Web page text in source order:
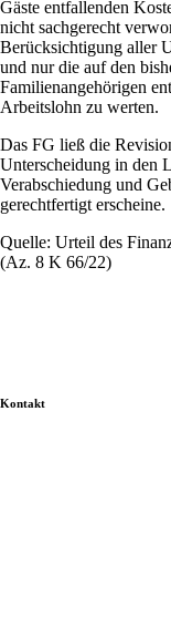
Gäste entfallenden
nicht sachgerecht
Berücksichtigung aller
und nur die auf den
Familienangehörigen
Arbeitslohn zu werten.
Das FG ließ die
Unterscheidung in den
Verabschiedung und
gerechtfertigt erscheine.
Quelle: Urteil des
(Az. 8 K 66/22)
Kontakt